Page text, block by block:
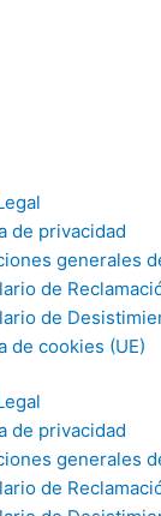
de privacidad
generales
de
de
de cookies (UE)
de privacidad
generales
de